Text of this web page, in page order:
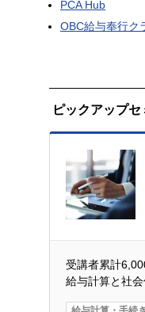
PCA Hub
OBC給与奉行ク
ピックアップセ
受講者累計
給与計算と社